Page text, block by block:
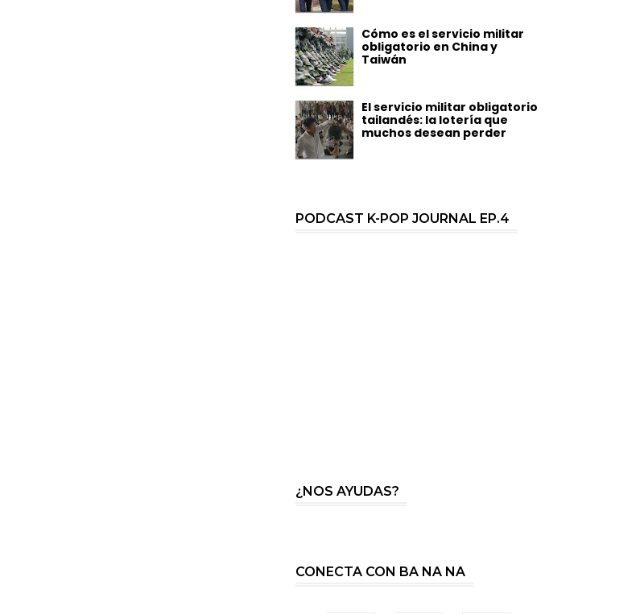
Cómo es el servicio militar
obligatorio en China y
Taiwán
El servicio militar obligatorio
tailandés: la lotería que
muchos desean perder
PODCAST K-POP JOURNAL EP.4
¿NOS AYUDAS?
CONECTA CON BA NA NA